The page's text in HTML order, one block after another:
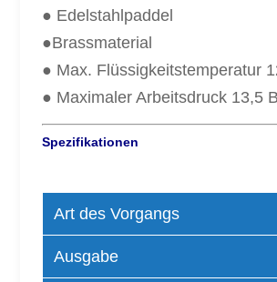
● Edelstahlpaddel
●Brassmaterial
● Max. Flüssigkeitstemperatur
● Maximaler Arbeitsdruck 13,5
Spezifikationen
Art des Vorgangs
Ausgabe